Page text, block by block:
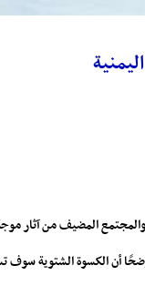
أن الكسوة الشتوية